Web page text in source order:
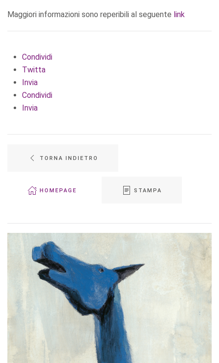
Maggiori informazioni sono reperibili al seguente link
Condividi
Twitta
Invia
Condividi
Invia
TORNA INDIETRO
HOMEPAGE STAMPA